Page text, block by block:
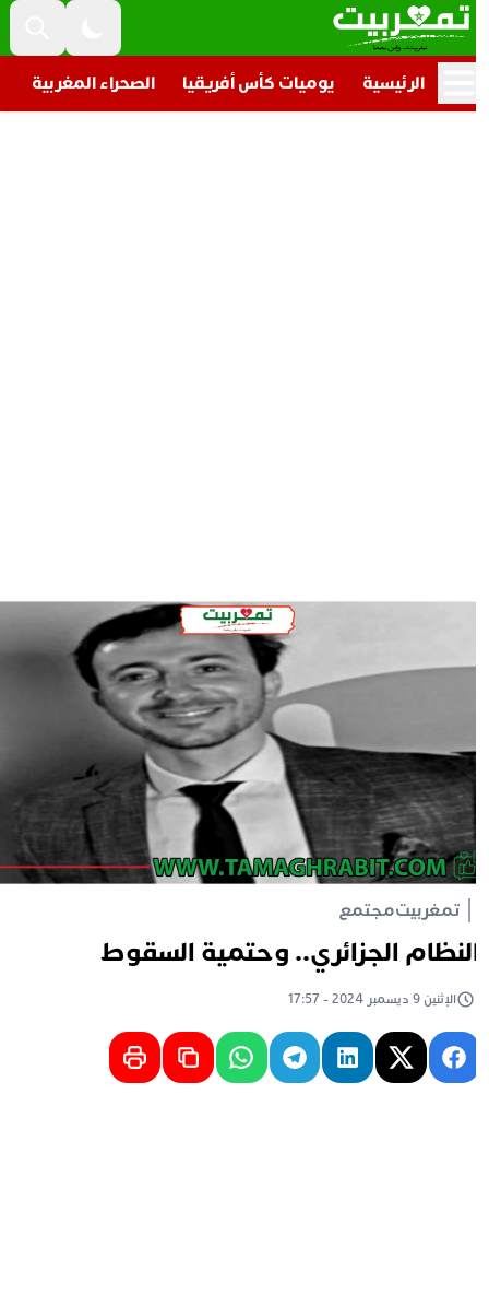
الرئيسية يوميات كأس أفريقيا الصحراء المغربية
تمغربيتمجتمع
الجزائري.. وحتمية السقوط
الإثنين 9 ديسمبر 2024 - 17:57